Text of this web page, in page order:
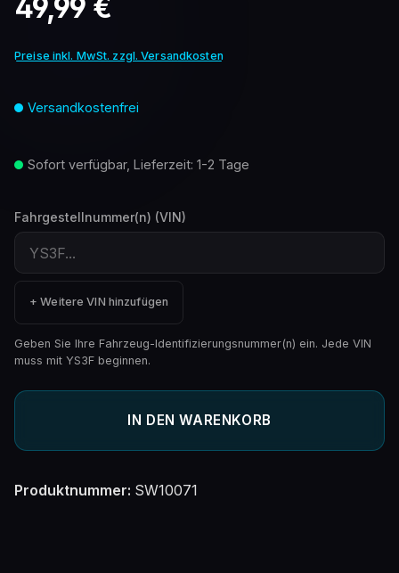
49,99 €
Preise inkl. MwSt. zzgl. Versandkosten
Versandkostenfrei
Sofort verfügbar, Lieferzeit: 1-2 Tage
Fahrgestellnummer(n) (VIN)
+ Weitere VIN hinzufügen
Geben Sie Ihre Fahrzeug-Identifizierungsnummer(n) ein. Jede VIN
muss mit YS3F beginnen.
IN DEN WARENKORB
Produktnummer: SW10071